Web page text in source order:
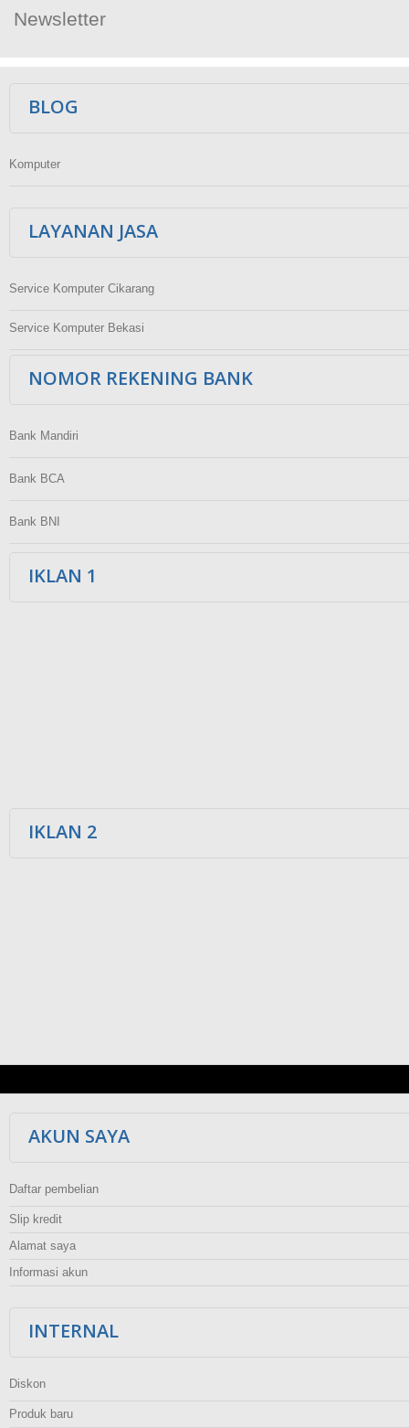
Newsletter
BLOG
Komputer
LAYANAN JASA
Service Komputer Cikarang
Service Komputer Bekasi
NOMOR REKENING BANK
Bank Mandiri
Bank BCA
Bank BNI
IKLAN 1
IKLAN 2
AKUN SAYA
Daftar pembelian
Slip kredit
Alamat saya
Informasi akun
INTERNAL
Diskon
Produk baru